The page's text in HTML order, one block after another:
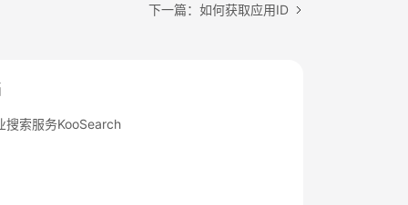
下一篇：如何获取应用ID
搜索服务KooSearch